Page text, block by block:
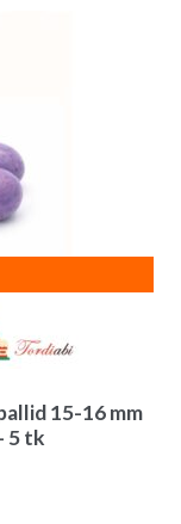
15-16 mm
5 tk